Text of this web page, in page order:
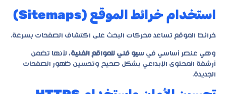
استخدام خرائط الموقع (Sitemaps)
خرائط الموقع تساعد محركات البحث على اكتشاف الصفحات بسرعة.
وهي عنصر أساسي في سيو فني للمواقع الفنية، لأنها تضمن
أرشفة المحتوى الإبداعي بشكل صحيح وتحسين ظهور الصفحات
الجديدة.